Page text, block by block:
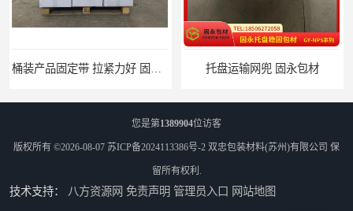
桶装产品固定带 拉紧力好 固永包材 托盘运输网兜 固永包材
您是第1389904位访客
版权所有 ©2026-08-07 苏ICP备2024113386号-2 双忠包装材料(苏州)有限公司 保
留所有权利.
技术支持： 八方资源网 免责声明 管理员入口 网站地图